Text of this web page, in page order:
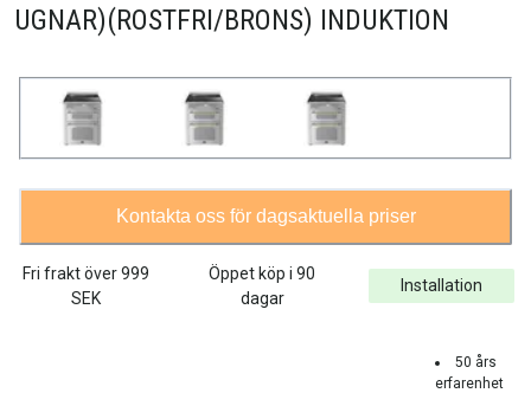
UGNAR)(ROSTFRI/BRONS) INDUKTION
Kontakta oss för dagsaktuella priser
Fri frakt över999
SEK
Öppet köp i 90
dagar
Installation
50 års
erfarenhet